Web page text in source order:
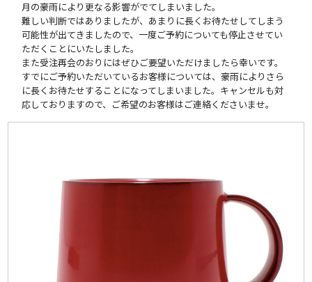
月の豪雨により更なる影響がでてしまいました。
難しい判断ではありましたが、あまりに長くお待たせしてしまう
可能性が出てきましたので、一度ご予約についても停止させてい
ただくことにいたしました。
また受注再会のおりにはぜひご要望いただけましたら幸いです。
すでにご予約いただいているお客様については、豪雨によりさら
に長くお待たせすることになってしまいました。キャンセルも対
応しておりますので、ご希望のお客様はご連絡くださいませ。